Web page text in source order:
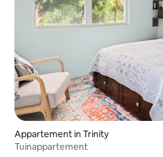
Appartement in Trinity
Tuinappartement